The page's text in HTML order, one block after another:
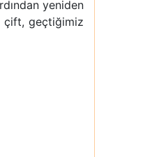
yeniden
çift, geçtiğimiz